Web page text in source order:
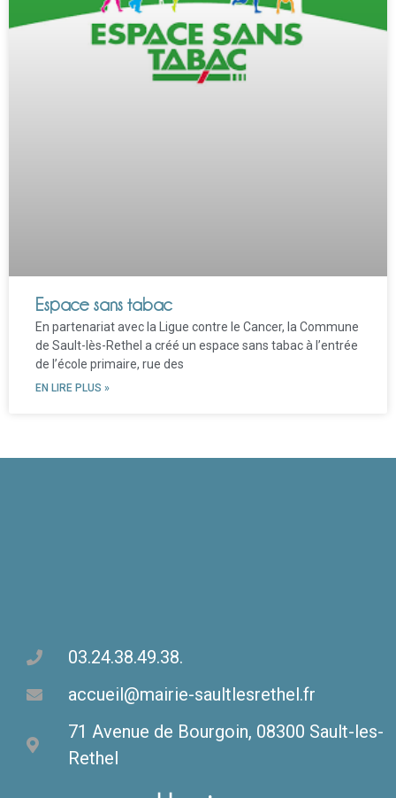
Espace sans tabac
En partenariat avec la Ligue contre le Cancer, la Commune
de Sault-lès-Rethel a créé un espace sans tabac à l’entrée
de l’école primaire, rue des
EN LIRE PLUS »
03.24.38.49.38.
accueil@mairie-saultlesrethel.fr
71 Avenue de Bourgoin, 08300 Sault-les-
Rethel